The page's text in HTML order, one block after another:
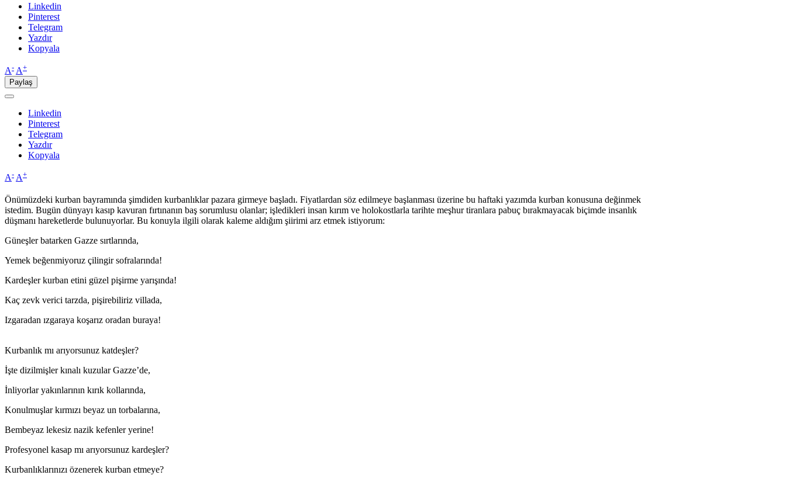
Linkedin
Pinterest
Telegram
Yazdır
Kopyala
A- A+
Paylaş
Linkedin
Pinterest
Telegram
Yazdır
Kopyala
A- A+
Önümüzdeki kurban bayramında şimdiden kurbanlıklar pazara girmeye başladı. Fiyatlardan söz edilmeye başlanması üzerine bu haftaki yazımda kurban konusuna değinmek
istedim. Bugün dünyayı kasıp kavuran fırtınanın baş sorumlusu olanlar; işledikleri insan kırım ve holokostlarla tarihte meşhur tiranlara pabuç bırakmayacak biçimde insanlık
düşmanı hareketlerde bulunuyorlar. Bu konuyla ilgili olarak kaleme aldığım şiirimi arz etmek istiyorum:
Güneşler batarken Gazze sırtlarında,
Yemek beğenmiyoruz çilingir sofralarında!
Kardeşler kurban etini güzel pişirme yarışında!
Kaç zevk verici tarzda, pişirebiliriz villada,
Izgaradan ızgaraya koşarız oradan buraya!
Kurbanlık mı arıyorsunuz katdeşler?
İşte dizilmişler kınalı kuzular Gazze’de,
İnliyorlar yakınlarının kırık kollarında,
Konulmuşlar kırmızı beyaz un torbalarına,
Bembeyaz lekesiz nazik kefenler yerine!
Profesyonel kasap mı arıyorsunuz kardeşler?
Kurbanlıklarınızı özenerek kurban etmeye?